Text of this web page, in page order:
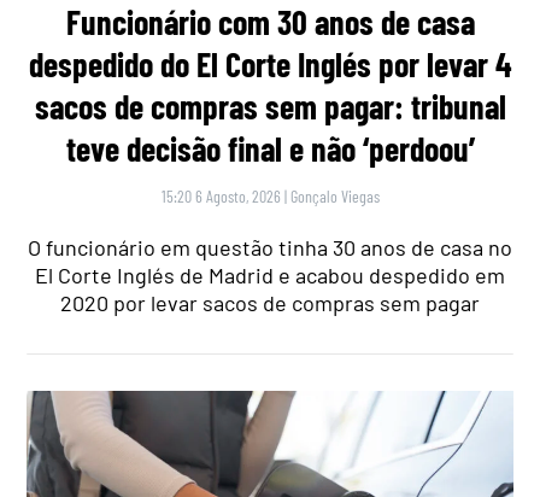
Funcionário com 30 anos de casa
despedido do El Corte Inglés por levar 4
sacos de compras sem pagar: tribunal
teve decisão final e não ‘perdoou’
15:20 6 Agosto, 2026 | Gonçalo Viegas
O funcionário em questão tinha 30 anos de casa no
El Corte Inglés de Madrid e acabou despedido em
2020 por levar sacos de compras sem pagar